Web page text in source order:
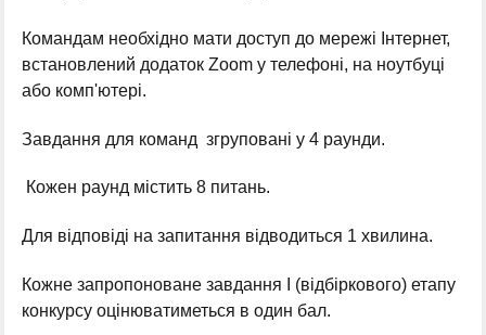
Командам необхідно мати доступ до мережі Інтернет,
встановлений додаток Zoom у телефоні, на ноутбуці
або комп'ютері.
Завдання для команд згруповані у 4 раунди.
Кожен раунд містить 8 питань.
Для відповіді на запитання відводиться 1 хвилина.
Кожне запропоноване завдання І (відбіркового) етапу
конкурсу оцінюватиметься в один бал.